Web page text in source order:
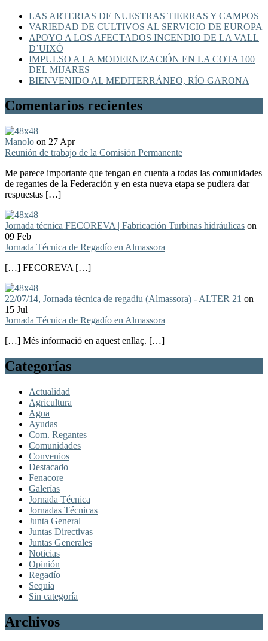
LAS ARTERIAS DE NUESTRAS TIERRAS Y CAMPOS
VARIEDAD DE CULTIVOS AL SERVICIO DE EUROPA
APOYO A LOS AFECTADOS INCENDIO DE LA VALL
D’UIXÓ
IMPULSO A LA MODERNIZACIÓN EN LA COTA 100
DEL MIJARES
BIENVENIDO AL MEDITERRÁNEO, RÍO GARONA
Comentarios recientes
Manolo on 27 Apr
Reunión de trabajo de la Comisión Permanente
Me parece importante que tengan en cuenta a todas las comunidades
de regantes de la Federación y en esta nueva etapa se pudiera dar
respuestas […]
Jornada técnica FECOREVA | Fabricación Turbinas hidráulicas on
09 Feb
Jornada Técnica de Regadío en Almassora
[…] FECOREVA […]
22/07/14, Jornada tècnica de regadiu (Almassora) - ALTER 21 on
15 Jul
Jornada Técnica de Regadío en Almassora
[…] Més informació en aquest enllaç. […]
Categorías
Actualidad
Agricultura
Agua
Ayudas
Com. Regantes
Comunidades
Convenios
Destacado
Fenacore
Galerías
Jornada Técnica
Jornadas Técnicas
Junta General
Juntas Directivas
Juntas Generales
Noticias
Opinión
Regadío
Sequía
Sin categoría
Archivos